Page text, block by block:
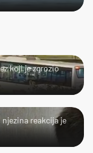
koji je zgrozio
reakcija je